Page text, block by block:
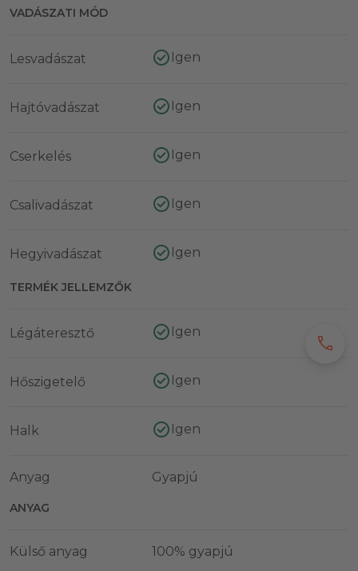
VADÁSZATI MÓD
Lesvadászat Igen
Hajtóvadászat Igen
Cserkelés Igen
Csalivadászat Igen
Hegyivadászat Igen
TERMÉK JELLEMZŐK
Légáteresztő Igen
Hőszigetelő Igen
Halk Igen
Anyag Gyapjú
ANYAG
Külső anyag 100% gyapjú
call